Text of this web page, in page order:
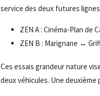
service des deux futures
ZEN A : Cinéma-Plan de
ZEN B : Marignane ↔︎
Ces essais grandeur nature
deux véhicules. Une deuxième